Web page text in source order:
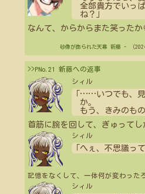
全部貴方でいっ
ね？」
なんて、からからまた笑ったか
砂像が飾られた天幕 新藤 - （
>>PNo.21 新藤への返事
シィル
……いつでも、
か。
もう、きみのもの
首筋に腕を回して、ぎゅってし
シィル
「へぇ、不思議って
記憶をなくして、一体何が変わった
シィル